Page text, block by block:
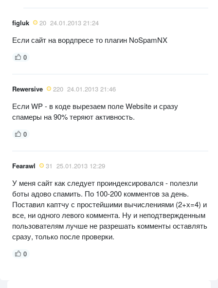
figluk 20 24.01.2013 21:24
Если сайт на вордпресе то плагин NoSpamNX
0
Rewersive 220 24.01.2013 21:46
Если WP - в коде вырезаем поле Website и сразу
спамеры на 90% теряют активность.
0
Fearawl 31 25.01.2013 12:29
У меня сайт как следует проиндексировался - полезли
боты адово спамить. По 100-200 комментов за день.
Поставил каптчу с простейшими вычислениями (2+х=4) и
все, ни одного левого коммента. Ну и неподтвержденным
пользователям лучше не разрешать комменты оставлять
сразу, только после проверки.
0